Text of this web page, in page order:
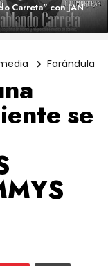
Carreta" con JAN
Farándula
se